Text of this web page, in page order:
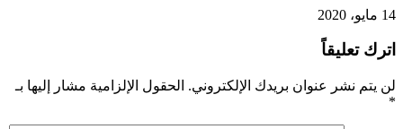
14 مايو، 2020
اترك تعليقاً
لن يتم نشر عنوان بريدك الإلكتروني. الحقول الإلزامية مشار إليها بـ
*